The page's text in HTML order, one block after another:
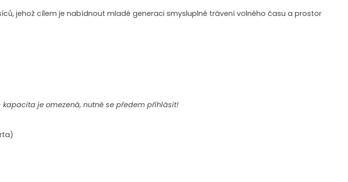
jehož cílem je nabídnout mladé generaci smysluplné trávení volného času a prostor
kapacita je omezená, nutné se předem přihlásit!